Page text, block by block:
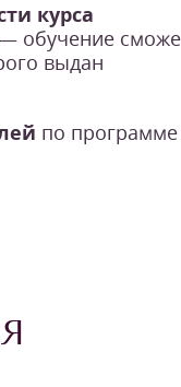
курса
обучение
выдан
по программе